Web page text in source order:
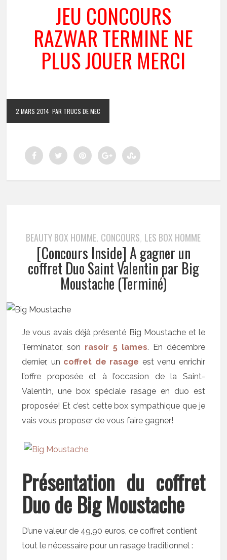
JEU CONCOURS
RAZWAR TERMINE NE
PLUS JOUER MERCI
2 MARS 2014 PAR TRUCS DE MEC
BEAUTY BOX HOMME, CONCOURS, LES BOX HOMME
[Concours Inside] A gagner un
coffret Duo Saint Valentin par Big
Moustache (Terminé)
Je vous avais déjà présenté Big Moustache et le
Terminator, son rasoir 5 lames. En décembre
dernier, un coffret de rasage est venu enrichir
l’offre proposée et à l’occasion de la Saint-
Valentin, une box spéciale rasage en duo est
proposée! Et c’est cette box sympathique que je
vais vous proposer de vous faire gagner!
Présentation du coffret
Duo de Big Moustache
D’une valeur de 49,90 euros, ce coffret contient
tout le nécessaire pour un rasage traditionnel :